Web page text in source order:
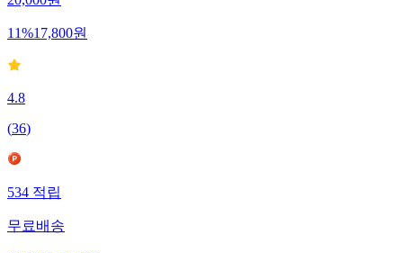
20,000원
11%17,800원
4.8
(36)
534적립
무료배송